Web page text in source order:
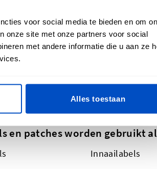
voor social media te bieden en om
onze site met onze partners voor social
met andere informatie die u aan ze
Alles toestaan
en patches worden gebruikt
Innaailabels